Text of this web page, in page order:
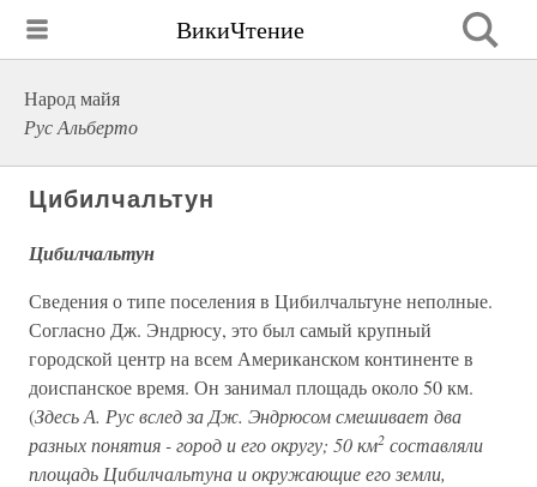
ВикиЧтение
Народ майя
Рус Альберто
Цибилчальтун
Цибилчальтун
Сведения о типе поселения в Цибилчальтуне неполные.
Согласно Дж. Эндрюсу, это был самый крупный
городской центр на всем Американском континенте в
доиспанское время. Он занимал площадь около 50 км.
(Здесь А. Рус вслед за Дж. Эндрюсом смешивает два
разных понятия - город и его округу; 50 км2 составляли
площадь Цибилчальтуна и окружающие его земли,